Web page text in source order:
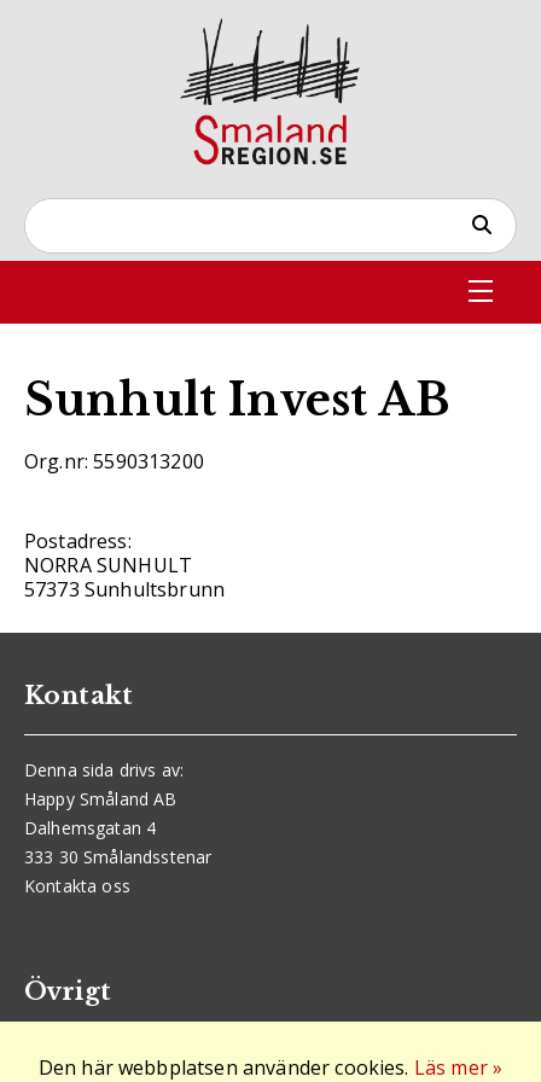
Sunhult Invest AB
Org.nr: 5590313200
Postadress:
NORRA SUNHULT
57373 Sunhultsbrunn
Kontakt
Denna sida drivs av:
Happy Småland AB
Dalhemsgatan 4
333 30 Smålandsstenar
Kontakta oss
Övrigt
Logga in
Den här webbplatsen använder cookies. Läs mer »